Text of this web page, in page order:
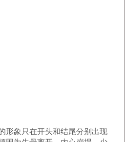
形象只在开头和结尾分别出现